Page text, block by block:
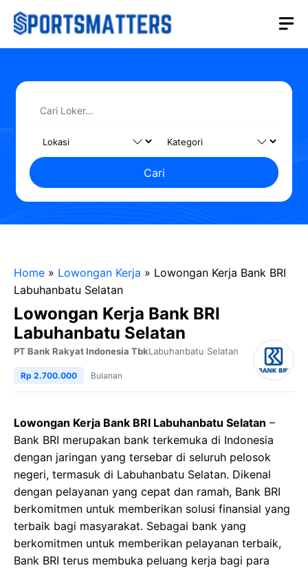
Langsung
Cari
Home » Lowongan Kerja » Lowongan Kerja Bank BRI
Labuhanbatu Selatan
Lowongan Kerja Bank BRI
Labuhanbatu Selatan
PT Bank Rakyat Indonesia TbkLabuhanbatu Selatan
Rp 2.700.000 Bulanan
Lowongan Kerja Bank BRI Labuhanbatu Selatan –
Bank BRI merupakan bank terkemuka di Indonesia
dengan jaringan yang tersebar di seluruh pelosok
negeri, termasuk di Labuhanbatu Selatan. Dikenal
dengan pelayanan yang cepat dan ramah, Bank BRI
berkomitmen untuk memberikan solusi finansial yang
terbaik bagi masyarakat. Sebagai bank yang
berkomitmen untuk memberikan pelayanan terbaik,
Bank BRI terus membuka peluang kerja bagi para